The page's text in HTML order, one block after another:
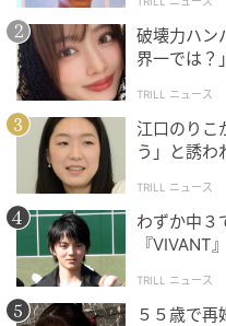
を報告破壊力ハン
界一では？
TRILL ニュース
江口のりこ
う」と誘わ
TRILL ニュース
わずか中３
『VIVANT
TRILL ニュース
５５歳で再